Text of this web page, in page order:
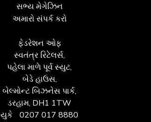
સભ્ય મેગેઝિન
અમારો સંપર્ક કરો
ફેડરેશન ઓફ
સ્વતંત્ર રિટેલર્સ,
પહેલા માળે પૂર્વ સ્યુટ,
બેડે હાઉસ,
બેલ્મોન્ટ બિઝનેસ પાર્ક,
ડરહામ, DH1 1TW
યુકે
0207 017 8880